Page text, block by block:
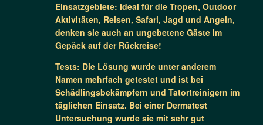
Einsatzgebiete: Ideal für die Tropen, Outdoor
Aktivitäten, Reisen, Safari, Jagd und Angeln,
denken sie auch an ungebetene Gäste im
Gepäck auf der Rückreise!
Tests: Die Lösung wurde unter anderem
Namen mehrfach getestet und ist bei
Schädlingsbekämpfern und Tatortreinigern im
täglichen Einsatz. Bei einer Dermatest
Untersuchung wurde sie mit sehr gut